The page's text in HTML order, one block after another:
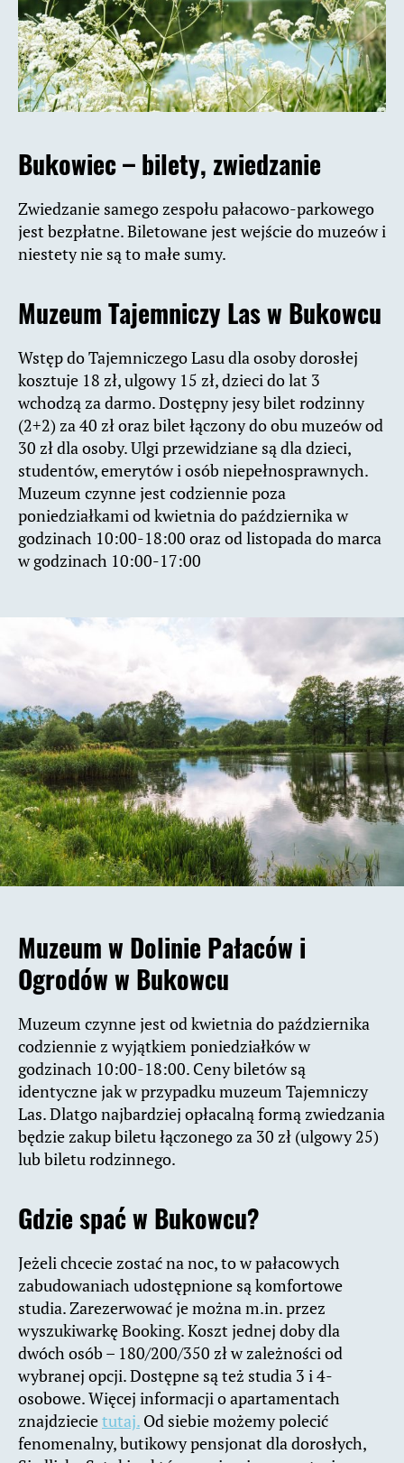
Bukowiec – bilety, zwiedzanie
Zwiedzanie samego zespołu pałacowo-parkowego
jest bezpłatne. Biletowane jest wejście do muzeów i
niestety nie są to małe sumy.
Muzeum Tajemniczy Las w Bukowcu
Wstęp do Tajemniczego Lasu dla osoby dorosłej
kosztuje 18 zł, ulgowy 15 zł, dzieci do lat 3
wchodzą za darmo. Dostępny jesy bilet rodzinny
(2+2) za 40 zł oraz bilet łączony do obu muzeów od
30 zł dla osoby. Ulgi przewidziane są dla dzieci,
studentów, emerytów i osób niepełnosprawnych.
Muzeum czynne jest codziennie poza
poniedziałkami od kwietnia do października w
godzinach 10:00-18:00 oraz od listopada do marca
w godzinach 10:00-17:00
Muzeum w Dolinie Pałaców i
Ogrodóww Bukowcu
Muzeum czynne jest od kwietnia do października
codziennie z wyjątkiem poniedziałków w
godzinach 10:00-18:00. Ceny biletów są
identyczne jak w przypadku muzeum Tajemniczy
Las. Dlatgo najbardziej opłacalną formą zwiedzania
będzie zakup biletu łączonego za 30 zł (ulgowy 25)
lub biletu rodzinnego.
Gdzie spać w Bukowcu?
Jeżeli chcecie zostać na noc, to w pałacowych
zabudowaniach udostępnione są komfortowe
studia. Zarezerwować je można m.in. przez
wyszukiwarkę Booking. Koszt jednej doby dla
dwóch osób – 180/200/350 zł w zależności od
wybranej opcji. Dostępne są też studia 3 i 4-
osobowe. Więcej informacji o apartamentach
znajdziecietutaj. Od siebie możemy polecić
fenomenalny, butikowy pensjonat dla dorosłych,